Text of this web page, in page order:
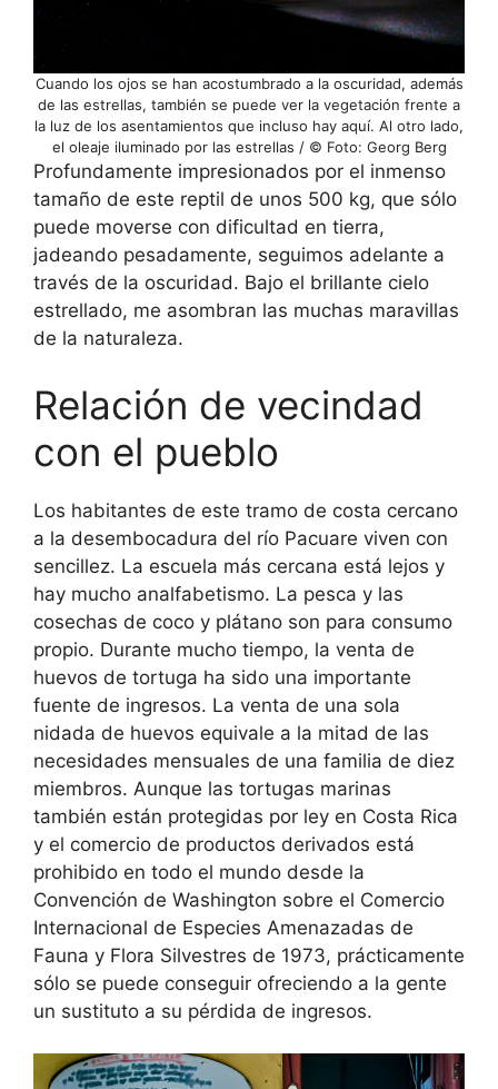
Cuando los ojos se han acostumbrado a la oscuridad, además
de las estrellas, también se puede ver la vegetación frente a
la luz de los asentamientos que incluso hay aquí. Al otro lado,
el oleaje iluminado por las estrellas / © Foto: Georg Berg
Profundamente impresionados por el inmenso
tamaño de este reptil de unos 500 kg, que sólo
puede moverse con dificultad en tierra,
jadeando pesadamente, seguimos adelante a
través de la oscuridad. Bajo el brillante cielo
estrellado, me asombran las muchas maravillas
de la naturaleza.
Relación de vecindad
con el pueblo
Los habitantes de este tramo de costa cercano
a la desembocadura del río Pacuare viven con
sencillez. La escuela más cercana está lejos y
hay mucho analfabetismo. La pesca y las
cosechas de coco y plátano son para consumo
propio. Durante mucho tiempo, la venta de
huevos de tortuga ha sido una importante
fuente de ingresos. La venta de una sola
nidada de huevos equivale a la mitad de las
necesidades mensuales de una familia de diez
miembros. Aunque las tortugas marinas
también están protegidas por ley en Costa Rica
y el comercio de productos derivados está
prohibido en todo el mundo desde la
Convención de Washington sobre el Comercio
Internacional de Especies Amenazadas de
Fauna y Flora Silvestres de 1973, prácticamente
sólo se puede conseguir ofreciendo a la gente
un sustituto a su pérdida de ingresos.